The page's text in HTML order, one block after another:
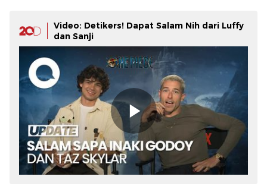
Video: Detikers! Dapat Salam Nih dari Luffy
dan Sanji